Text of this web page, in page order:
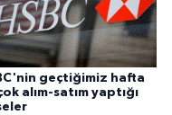
geçtiğimiz hafta
alım-satım yaptığı